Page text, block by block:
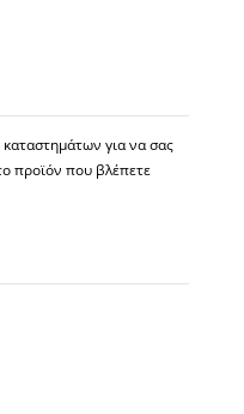
για να σας
προϊόν που βλέπετε